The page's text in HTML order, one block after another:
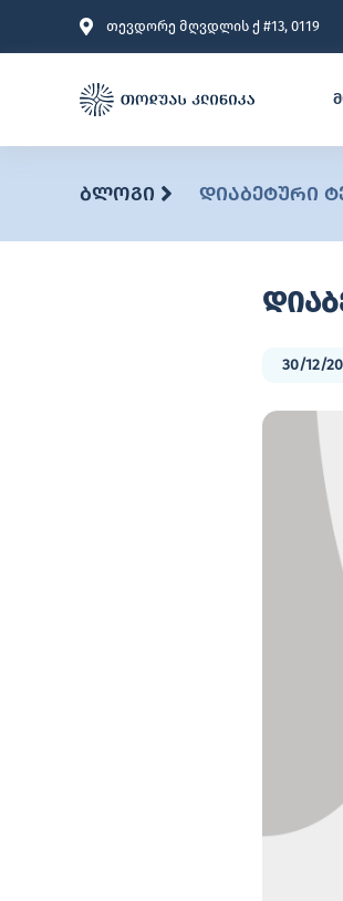
თევდორე მღვდლის ქ #13, 0119
ბლოგი დიაბეტური
30/12/